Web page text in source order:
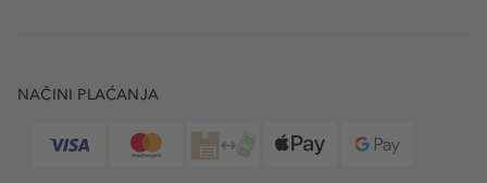
NAČINI PLAĆANJA